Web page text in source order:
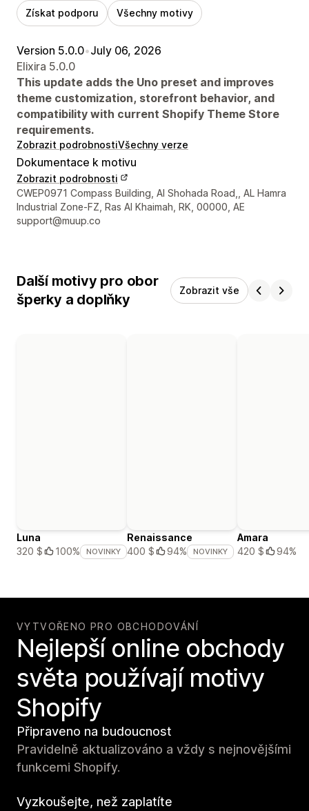
Získat podporu Všechny motivy
Version 5.0.0•July 06, 2026
Elixira 5.0.0
This update adds the Uno preset and improves
theme customization, storefront behavior, and
compatibility with current Shopify Theme Store
requirements.
Zobrazit podrobnostiVšechny verze
Dokumentace k motivu
Zobrazit podrobnosti
Kontaktní údaje designéra
CWEP0971 Compass Building, Al Shohada Road,, AL Hamra
Industrial Zone-FZ, Ras Al Khaimah, RK, 00000, AE
support@muup.co
Další motivy pro obor
šperky a doplňky
Zobrazit vše
Luna
320 $
100% NOVINKY
Renaissance
400 $
94% NOVINKY
Amara
420 $
94%
VYTVOŘENO PRO OBCHODOVÁNÍ
Nejlepší online obchody
světa používají motivy
Shopify
Připraveno na budoucnost
Pravidelně aktualizováno a vždy s nejnovějšími
funkcemi Shopify.
Vyzkoušejte, než zaplatíte